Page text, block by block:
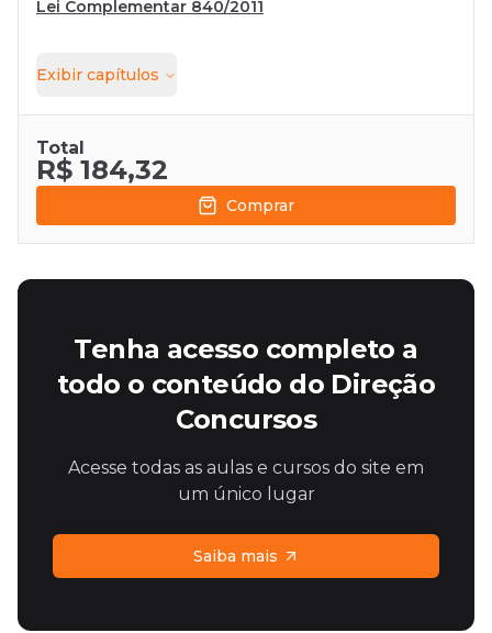
Lei Complementar 840/2011
Exibir capítulos
Total
R$ 184,32
Comprar
Tenha acesso completo a
todo o conteúdo do Direção
Concursos
Acesse todas as aulas e cursos do site em
um único lugar
Saiba mais